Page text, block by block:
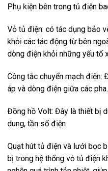
Phụ kiện bên trong tủ điện
Vỏ tủ điện: có tác dụng bảo
khỏi các tác động từ bên
dòng điện khỏi những yếu tố
Công tắc chuyển mạch điện:
áp và dòng điện giữa các pha.
Đồng hồ Volt: Đây là thiết bị
dung, tần số điện
Quạt hút tủ điện và lưới bọc
bị trong hệ thống vỏ tủ điện